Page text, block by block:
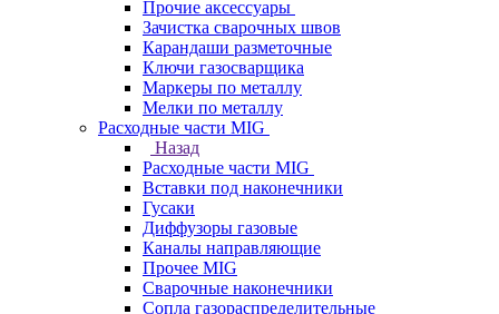
Прочие аксессуары
Зачистка сварочных швов
Карандаши разметочные
Ключи газосварщика
Маркеры по металлу
Мелки по металлу
Расходные части MIG
Назад
Расходные части MIG
Вставки под наконечники
Гусаки
Диффузоры газовые
Каналы направляющие
Прочее MIG
Сварочные наконечники
Сопла газораспределительные